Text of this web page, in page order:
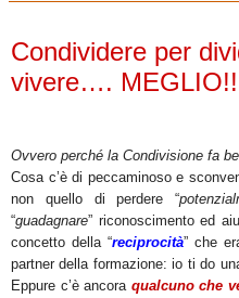
Condividere per
vivere….
Ovvero perché la Condivisione fa
Cosa c’è di peccaminoso e
non quello di perdere “
“guadagnare” riconoscimento ed
concetto della “reciprocità” che
partner della formazione: io ti do
Eppure c’è ancora qualcuno che